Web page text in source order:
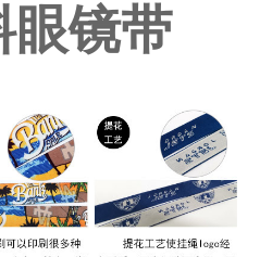
眼镜带